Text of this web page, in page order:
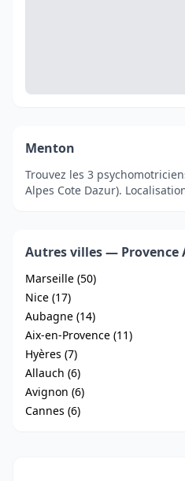
Menton
Trouvez les 3
Alpes Cote Dazur).
Autres villes — Provence
Marseille (50)
Nice (17)
Aubagne (14)
Aix-en-Provence (11)
Hyères (7)
Allauch (6)
Avignon (6)
Cannes (6)